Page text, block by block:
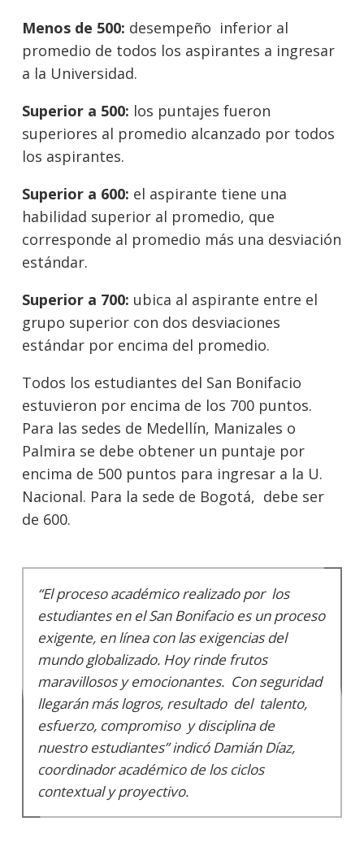
Menos de 500: desempeño inferior al
promedio de todos los aspirantes a ingresar
a la Universidad.
Superior a 500: los puntajes fueron
superiores al promedio alcanzado por todos
los aspirantes.
Superior a 600: el aspirante tiene una
habilidad superior al promedio, que
corresponde al promedio más una desviación
estándar.
Superior a 700: ubica al aspirante entre el
grupo superior con dos desviaciones
estándar por encima del promedio.
Todos los estudiantes del San Bonifacio
estuvieron por encima de los 700 puntos.
Para las sedes de Medellín, Manizales o
Palmira se debe obtener un puntaje por
encima de 500 puntos para ingresar a la U.
Nacional. Para la sede de Bogotá, debe ser
de 600.
“El proceso académico realizado por los
estudiantes en el San Bonifacio es un proceso
exigente, en línea con las exigencias del
mundo globalizado. Hoy rinde frutos
maravillosos y emocionantes. Con seguridad
llegarán más logros, resultado del talento,
esfuerzo, compromiso y disciplina de
nuestro estudiantes” indicó Damián Díaz,
coordinador académico de los ciclos
contextual y proyectivo.